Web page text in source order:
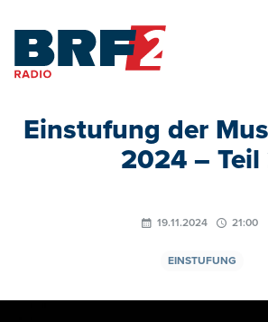
Einstufung der
2024 – Teil
19.11.2024 21:00
EINSTUFUNG